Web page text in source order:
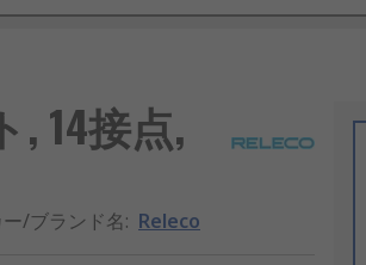
, 14接点,
/ブランド名: Releco